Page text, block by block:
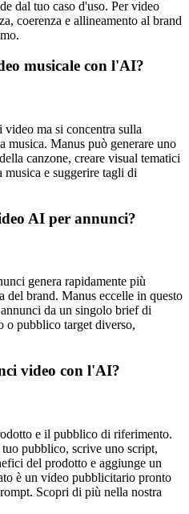
dal tuo caso d'uso. Per video
coerenza e allineamento al brand
musicale con l'AI?
ma si concentra sulla
musica. Manus può generare uno
canzone, creare visual tematici
e suggerire tagli di
AI per annunci?
genera rapidamente più
del brand. Manus eccelle in questo
da un singolo brief di
o pubblico target diverso,
video con l'AI?
e il pubblico di riferimento.
pubblico, scrive uno script,
del prodotto e aggiunge un
è un video pubblicitario pronto
Scopri di più nella nostra